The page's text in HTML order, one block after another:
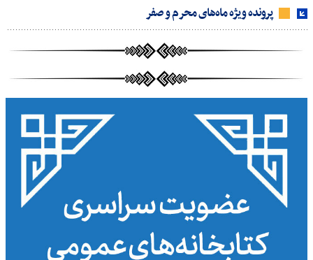
پرونده ویژه ماه‌های محرم و صفر